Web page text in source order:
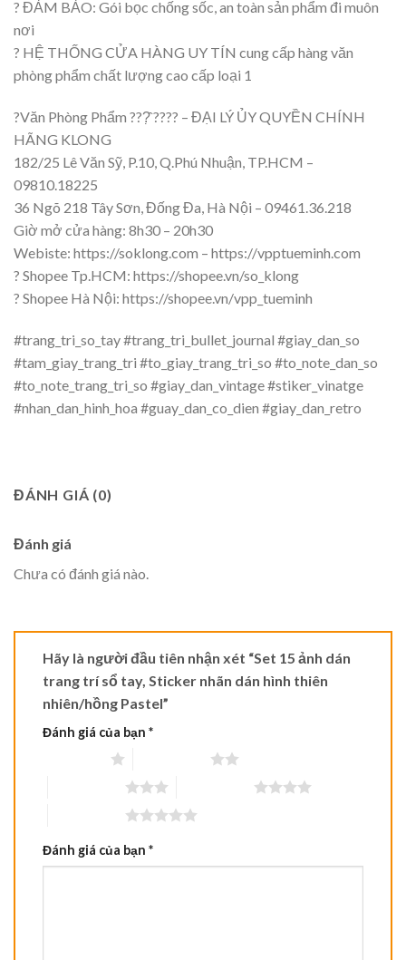
? ĐẢM BẢO: Gói bọc chống sốc, an toàn sản phẩm đi muôn
nơi
? HỆ THỐNG CỬA HÀNG UY TÍN cung cấp hàng văn
phòng phẩm chất lượng cao cấp loại 1
?Văn Phòng Phẩm ???̣̂ ???? – ĐẠI LÝ ỦY QUYỀN CHÍNH
HÃNG KLONG
182/25 Lê Văn Sỹ, P.10, Q.Phú Nhuận, TP.HCM –
09810.18225
36 Ngõ 218 Tây Sơn, Đống Đa, Hà Nội – 09461.36.218
Giờ mở cửa hàng: 8h30 – 20h30
Webiste: https://soklong.com – https://vpptueminh.com
? Shopee Tp.HCM: https://shopee.vn/so_klong
? Shopee Hà Nội: https://shopee.vn/vpp_tueminh
#trang_tri_so_tay #trang_tri_bullet_journal #giay_dan_so
#tam_giay_trang_tri #to_giay_trang_tri_so #to_note_dan_so
#to_note_trang_tri_so #giay_dan_vintage #stiker_vinatge
#nhan_dan_hinh_hoa #guay_dan_co_dien #giay_dan_retro
ĐÁNH GIÁ (0)
Đánh giá
Chưa có đánh giá nào.
Hãy là người đầu tiên nhận xét “Set 15 ảnh dán
trang trí sổ tay, Sticker nhãn dán hình thiên
nhiên/hồng Pastel”
Đánh giá của bạn *
Đánh giá của bạn *